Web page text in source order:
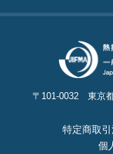
〒101-0032 東京
特定商取
個